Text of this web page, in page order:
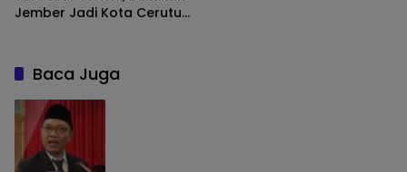
Jember Jadi Kota Cerutu
Baca Juga